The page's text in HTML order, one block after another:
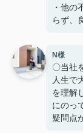
・他の
らず、
〇感じ
ったこ
定期的
にも迅
本当に
N様
〇当社
人生で
を理解
にのっ
疑問点